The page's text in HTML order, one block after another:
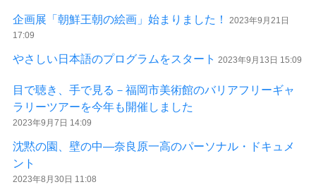
企画展「朝鮮王朝の絵画」始まりました！
2023年9月21日
17:09
やさしい日本語のプログラムをスタート 2023年9月13日 15:09
目で聴き、手で見る－福岡市美術館のバリアフリーギャ
ラリーツアーを今年も開催しました
2023年9月7日 14:09
沈黙の園、壁の中—奈良原一高のパーソナル・ドキュメ
ント
2023年8月30日 11:08